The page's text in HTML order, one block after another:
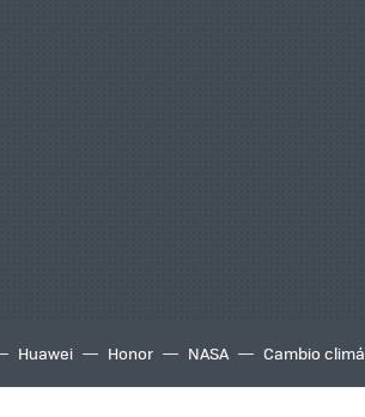
Huawei Honor NASA Cambio